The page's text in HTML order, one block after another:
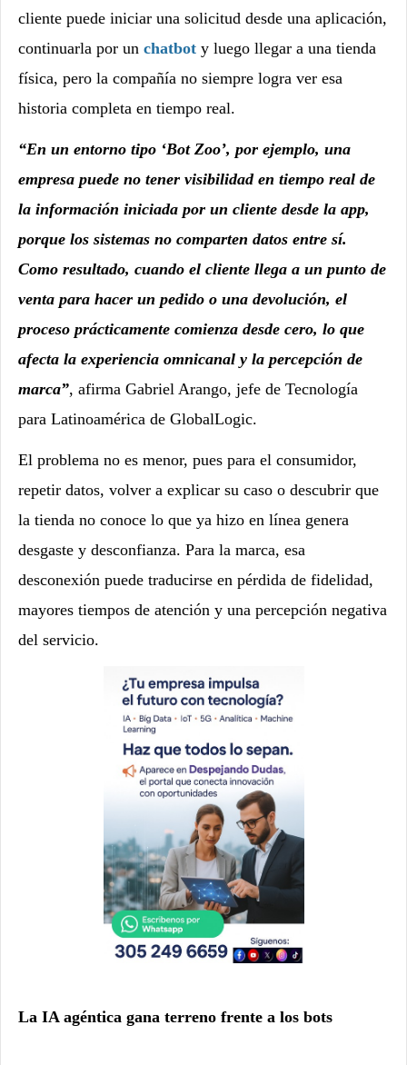
cliente puede iniciar una solicitud desde una aplicación,
continuarla por un chatbot y luego llegar a una tienda
física, pero la compañía no siempre logra ver esa
historia completa en tiempo real.
“En un entorno tipo ‘Bot Zoo’, por ejemplo, una
empresa puede no tener visibilidad en tiempo real de
la información iniciada por un cliente desde la app,
porque los sistemas no comparten datos entre sí.
Como resultado, cuando el cliente llega a un punto de
venta para hacer un pedido o una devolución, el
proceso prácticamente comienza desde cero, lo que
afecta la experiencia omnicanal y la percepción de
marca”, afirma Gabriel Arango, jefe de Tecnología
para Latinoamérica de GlobalLogic.
El problema no es menor, pues para el consumidor,
repetir datos, volver a explicar su caso o descubrir que
la tienda no conoce lo que ya hizo en línea genera
desgaste y desconfianza. Para la marca, esa
desconexión puede traducirse en pérdida de fidelidad,
mayores tiempos de atención y una percepción negativa
del servicio.
La IA agéntica gana terreno frente a los bots